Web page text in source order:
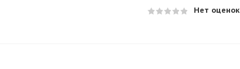
Нет оценок